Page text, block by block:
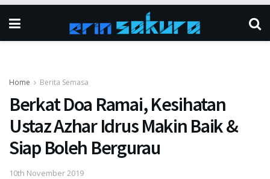
Home Berita Semasa
Berkat Doa Ramai, Kesihatan
Ustaz Azhar Idrus Makin Baik &
Siap Boleh Bergurau
10th November 2019